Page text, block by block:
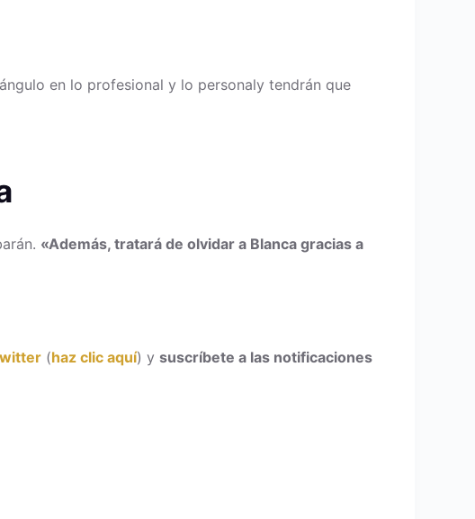
en lo profesional y lo personaly tendrán que
«Además, tratará de olvidar a Blanca gracias a
(haz clic aquí) ysuscríbete a las notificaciones